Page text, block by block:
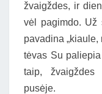
žvaigždes, ir
vėl pagimdo. Už
pavadina
tėvas Su
taip, žvaigždes
pusėje.